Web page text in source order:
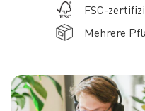
FSC-
Mehrere